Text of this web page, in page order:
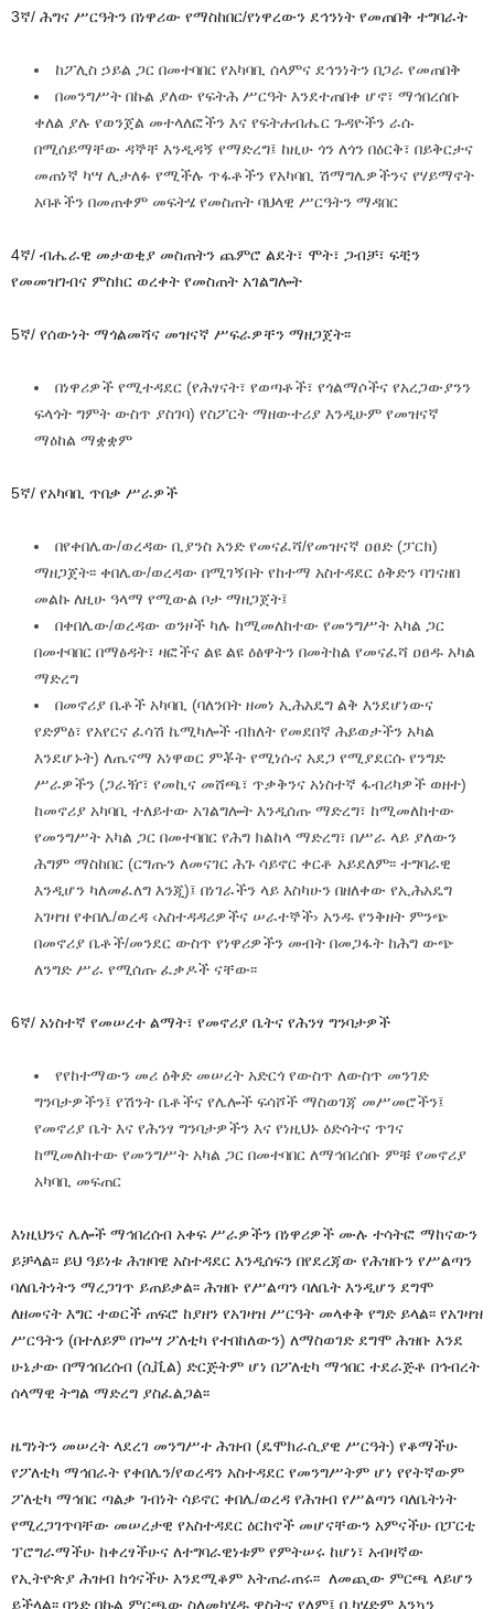
3ኛ/ ሕግና ሥርዓትን በነዋሪው የማስከበር/የነዋረውን ደኅንነት የመጠበቅ ተግባራት
ከፖሊስ ኃይል ጋር በመተባበር የአካባቢ ሰላምና ደኅንነትን በጋራ የመጠበቅ
በመንግሥት በኩል ያለው የፍትሕ ሥርዓት እንደተጠበቀ ሆኖ፣ ማኅበረሰቡ
ቀለል ያሉ የወንጀል መተላለፎችን እና የፍትሐብሔር ጉዳዮችን ራሱ
በሚሰይማቸው ዳኞቸ እንዲዳኝ የማድረግ፤ ከዚሁ ጎን ለጎን በዕርቅ፣ በይቅርታና
መጠነኛ ካሣ ሊታለፉ የሚችሉ ጥፋቶችን የአካባቢ ሽማግሌዎችንና የሃይማኖት
አባቶችን በመጠቀም መፍትሄ የመስጠት ባህላዊ ሥርዓትን ማዳበር
4ኛ/ ብሔራዊ መታወቂያ መስጠትን ጨምሮ ልደት፣ ሞት፣ ጋብቻ፣ ፍቺን
የመመዝገብና ምስክር ወረቀት የመስጠት አገልግሎት
5ኛ/ የሰውነት ማጎልመሻና መዝናኛ ሥፍራዎቸን ማዘጋጀት፡፡
በነዋሪዎች የሚተዳደር (የሕፃናት፣ የወጣቶች፣ የጎልማሶችና የአረጋውያንን
ፍላጎት ግምት ውስጥ ያስገባ) የስፖርት ማዘውተሪያ እንዲሁም የመዝናኛ
ማዕከል ማቋቋም
5ኛ/ የአካባቢ ጥበቃ ሥራዎች
በየቀበሌው/ወረዳው ቢያንስ አንድ የመናፈሻ/የመዝናኛ ዐፀድ (ፓርክ)
ማዘጋጀት፡፡ ቀበሌው/ወረዳው በሚገኝበት የከተማ አስተዳደር ዕቅድን ባገናዘበ
መልኩ ለዚሁ ዓላማ የሚውል ቦታ ማዘጋጀት፤
በቀበሌው/ወረዳው ወንዞች ካሉ ከሚመለከተው የመንግሥት አካል ጋር
በመተባበር በማፅዳት፣ ዛፎችና ልዩ ልዩ ዕፅዋትን በመትከል የመናፈሻ ዐፀዱ አካል
ማድረግ
በመኖሪያ ቤቶች አካባቢ (ባለንበት ዘመነ ኢሕአዴግ ልቅ እንደሆነውና
የድምፅ፣ የአየርና ፈሳሽ ኬሚካሎች ብክለት የመደበኛ ሕይወታችን አካል
እንደሆኑት) ለጤናማ አነዋወር ምቾት የሚነሱና አደጋ የሚያደርሱ የንግድ
ሥራዎችን (ጋራዥ፣ የመኪና መሸጫ፣ ጥቃቅንና አነስተኛ ፋብሪካዎች ወዘተ)
ከመኖሪያ አካባቢ ተለይተው አገልግሎት እንዲሰጡ ማድረግ፣ ከሚመለከተው
የመንግሥት አካል ጋር በመተባበር የሕግ ክልከላ ማድረግ፣ በሥራ ላይ ያለውን
ሕግም ማስከበር (ርግጡን ለመናገር ሕጉ ሳይኖር ቀርቶ አይደለም፡፡ ተግባራዊ
እንዲሆን ካለመፈለግ እንጂ)፤ በነገራችን ላይ እስካሁን በዘለቀው የኢሕአዴግ
አገዛዝ የቀበሌ/ወረዳ ‹አስተዳዳሪዎችና ሠራተኞች› አንዱ የንቅዘት ምንጭ
በመኖሪያ ቤቶች/መንደር ውስጥ የነዋሪዎችን መብት በመጋፋት ከሕግ ውጭ
ለንግድ ሥራ የሚሰጡ ፈቃዶች ናቸው፡፡
6ኛ/ አነስተኛ የመሠረተ ልማት፣ የመኖሪያ ቤትና የሕንፃ ግንባታዎች
የየከተማውን መሪ ዕቅድ መሠረት አድርጎ የውስጥ ለውስጥ መንገድ
ግንባታዎችን፤ የሽንት ቤቶችና የሌሎች ፍሳሾች ማስወገጃ መሥመሮችን፤
የመኖሪያ ቤት እና የሕንፃ ግንባታዎችን እና የነዚህኑ ዕድሳትና ጥገና
ከሚመለከተው የመንግሥት አካል ጋር በመተባበር ለማኅበረሰቡ ምቹ የመኖሪያ
አካባቢ መፍጠር
እነዚህንና ሌሎች ማኅበረሰብ አቀፍ ሥራዎችን በነዋሪዎች ሙሉ ተሳትፎ ማከናውን
ይቻላል፡፡ ይህ ዓይነቱ ሕዝባዊ አስተዳደር እንዲሰፍን በየደረጃው የሕዝቡን የሥልጣን
ባለቤትነትን ማረጋገጥ ይጠይቃል፡፡ ሕዝቡ የሥልጣን ባለቤት እንዲሆን ደግሞ
ለዘመናት እግር ተወርች ጠፍሮ ከያዘን የአገዛዝ ሥርዓት መላቀቅ የግድ ይላል፡፡ የአገዛዝ
ሥርዓትን (በተለይም በጐሣ ፖለቲካ የተበከለውን) ለማስወገድ ደግሞ ሕዝቡ እንደ
ሁኔታው በማኅበረሰብ (ሲቪል) ድርጅትም ሆነ በፖለቲካ ማኅበር ተደራጅቶ በኅብረት
ሰላማዊ ትግል ማድረግ ያስፈልጋል፡፡
ዜግነትን መሠረት ላደረገ መንግሥተ ሕዝብ (ዴሞክራሲያዊ ሥርዓት) የቆማችሁ
የፖለቲካ ማኅበራት የቀበሌን/የወረዳን አስተዳደር የመንግሥትም ሆነ የየትኛውም
ፖለቲካ ማኅበር ጣልቃ ገብነት ሳይኖር ቀበሌ/ወረዳ የሕዝብ የሥልጣን ባለቤትነት
የሚረጋገጥባቸው መሠረታዊ የአስተዳደር ዕርከኖች መሆናቸውን አምናችሁ በፓርቲ
ፕሮግራማችሁ ከቀረፃችሁና ለተግባራዊነቱም የምትሠሩ ከሆነ፣ አብዛኛው
የኢትዮጵያ ሕዝብ ከጎናችሁ እንደሚቆም አትጠራጠሩ፡፡ ለመጪው ምርጫ ላይሆን
ይችላል፡፡ ባንድ በኩል ምርጫው ስለመካሄዱ ዋስትና የለም፤ ቢካሄድም እንኳን